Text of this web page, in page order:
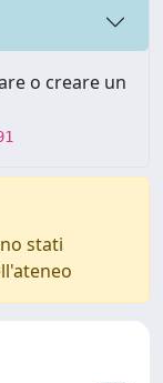
o creare un
stati